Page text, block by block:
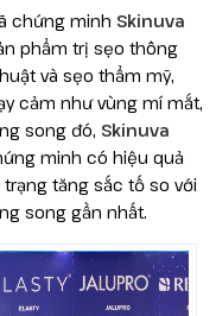
chứng minh Skinuva
phẩm trị sẹo thông
và sẹo thẩm mỹ,
cảm như vùng mí mắt,
song đó, Skinuva
minh có hiệu quả
tăng sắc tố so với
song gần nhất.